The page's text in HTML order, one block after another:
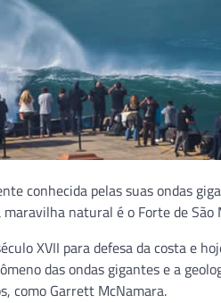
conhecida pelas suas ondas
natural é o Forte de
XVII para defesa da costa e
das ondas gigantes e a
como Garrett McNamara.